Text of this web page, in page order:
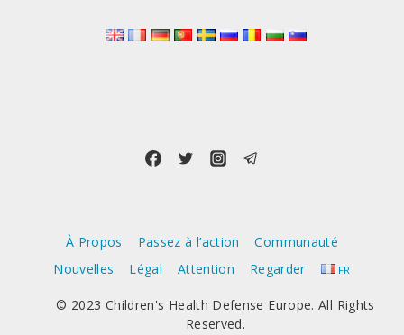
À Propos Passez à l’action
Communauté
Nouvelles
Légal Attention Regarder FR
© 2023 Children's Health Defense Europe. All Rights
Reserved.